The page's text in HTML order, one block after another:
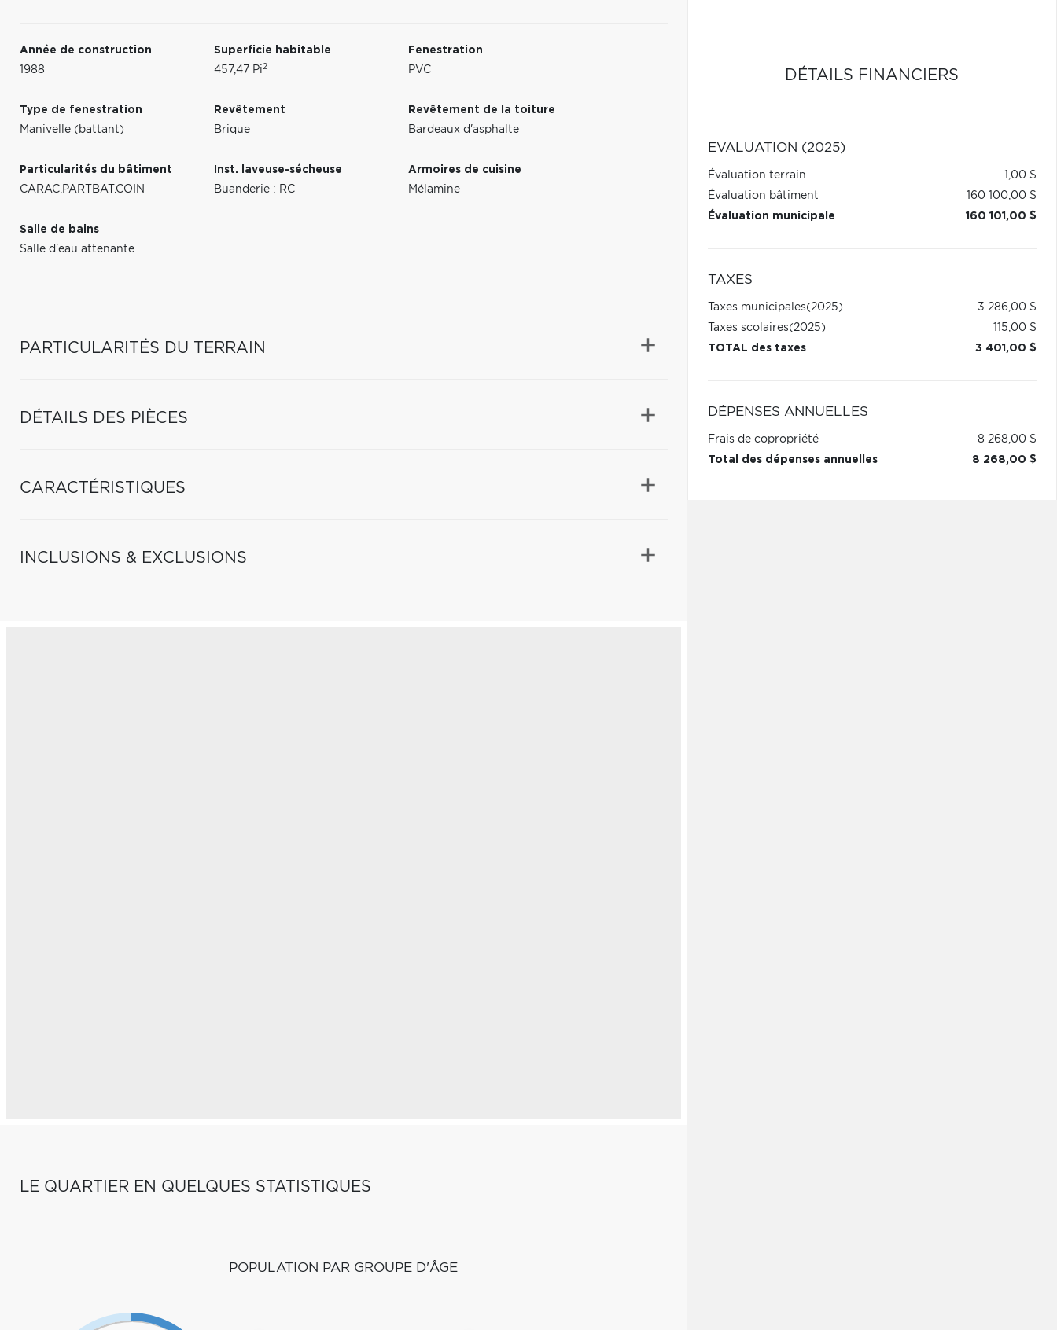
Année de construction
1988
Superficie habitable
457,47 Pi2
Fenestration
PVC
Type de fenestration
Manivelle (battant)
Revêtement
Brique
Revêtement de la toiture
Bardeaux d'asphalte
Particularités du bâtiment
CARAC.PARTBAT.COIN
Inst. laveuse-sécheuse
Buanderie : RC
Armoires de cuisine
Mélamine
Salle de bains
Salle d'eau attenante
PARTICULARITÉS DU TERRAIN
DÉTAILS DES PIÈCES
CARACTÉRISTIQUES
INCLUSIONS & EXCLUSIONS
LE QUARTIER EN QUELQUES STATISTIQUES
POPULATION PAR GROUPE D'ÂGE
DÉTAILS FINANCIERS
ÉVALUATION (2025)
Évaluation terrain
1,00 $
Évaluation bâtiment
160 100,00 $
Évaluation municipale
160 101,00 $
TAXES
Taxes municipales(2025)
3 286,00 $
Taxes scolaires(2025)
115,00 $
TOTAL des taxes
3 401,00 $
DÉPENSES ANNUELLES
Frais de copropriété
8 268,00 $
Total des dépenses annuelles
8 268,00 $